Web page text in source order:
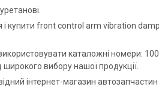
front control arm vibration
каталожні номери:
вибору нашої продукції.
інтернет-магазин